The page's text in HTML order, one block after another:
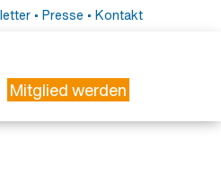
• Presse • Kontakt
Mitglied werden